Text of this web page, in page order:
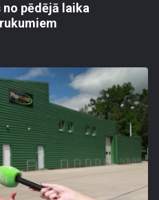
pēdējā laika